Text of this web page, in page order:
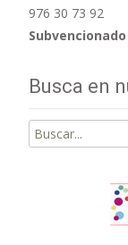
976 30 73 92
Busca en
Buscar
por: